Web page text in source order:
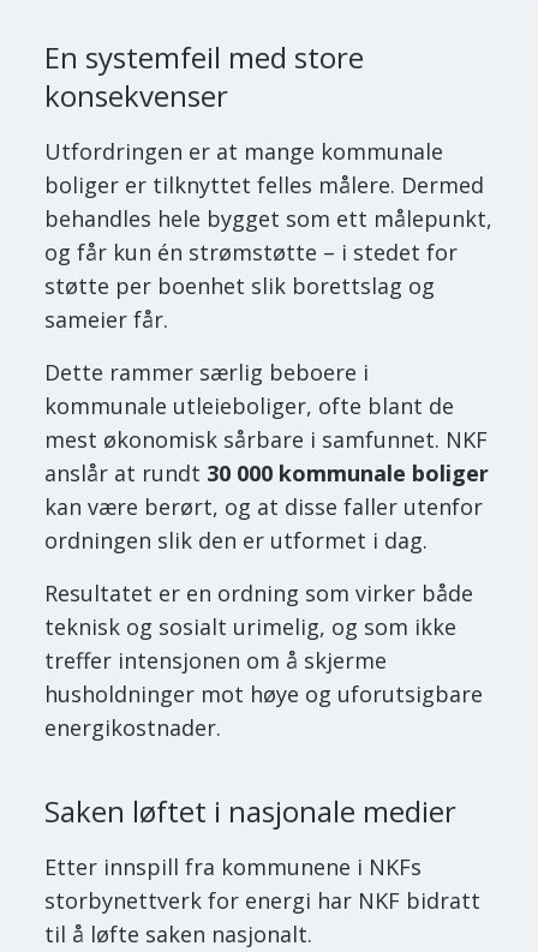
En systemfeil med store
konsekvenser
Utfordringen er at mange kommunale
boliger er tilknyttet felles målere. Dermed
behandles hele bygget som ett målepunkt,
og får kun én strømstøtte – i stedet for
støtte per boenhet slik borettslag og
sameier får.
Dette rammer særlig beboere i
kommunale utleieboliger, ofte blant de
mest økonomisk sårbare i samfunnet. NKF
anslår at rundt 30 000 kommunale boliger
kan være berørt, og at disse faller utenfor
ordningen slik den er utformet i dag.
Resultatet er en ordning som virker både
teknisk og sosialt urimelig, og som ikke
treffer intensjonen om å skjerme
husholdninger mot høye og uforutsigbare
energikostnader.
Saken løftet i nasjonale medier
Etter innspill fra kommunene i NKFs
storbynettverk for energi har NKF bidratt
til å løfte saken nasjonalt.